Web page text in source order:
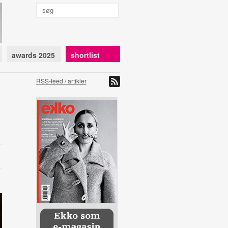
awards 2025 shortlist
RSS-feed / artikler